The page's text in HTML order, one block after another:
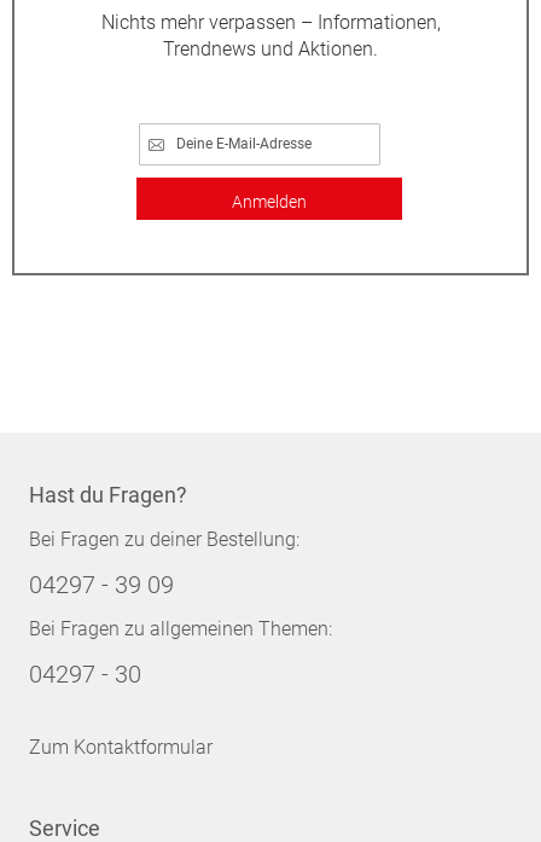
Nichts mehr verpassen – Informationen,
Trendnews und Aktionen.
Anmelden
Hast du Fragen?
Bei Fragen zu deiner Bestellung:
04297 - 39 09
Bei Fragen zu allgemeinen Themen:
04297 - 30
Zum Kontaktformular
Service